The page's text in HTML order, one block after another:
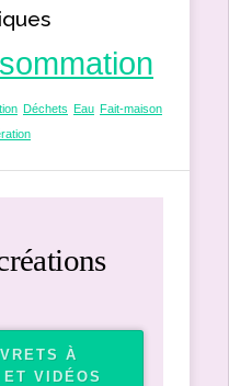
Déchets Eau Fait-maison
À
ET VIDÉOS